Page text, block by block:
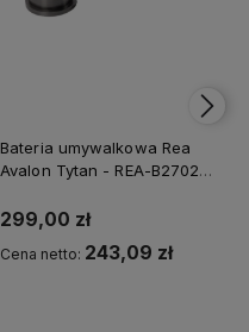
Bateria umywalkowa Rea
Avalon Tytan - REA-B2702
REA5
299,00 zł
Cena netto: 243,09 zł